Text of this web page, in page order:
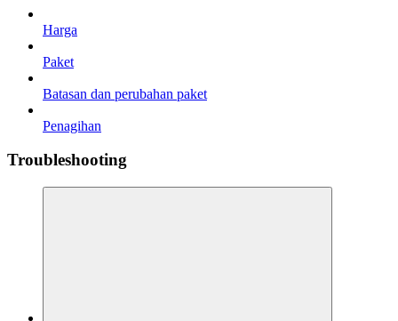
Harga
Paket
Batasan dan perubahan paket
Penagihan
Troubleshooting